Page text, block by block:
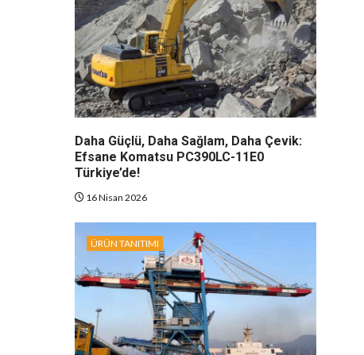
Daha Güçlü, Daha Sağlam, Daha Çevik:
Efsane Komatsu PC390LC-11E0
Türkiye’de!
16 Nisan 2026
ÜRÜN TANITIMI